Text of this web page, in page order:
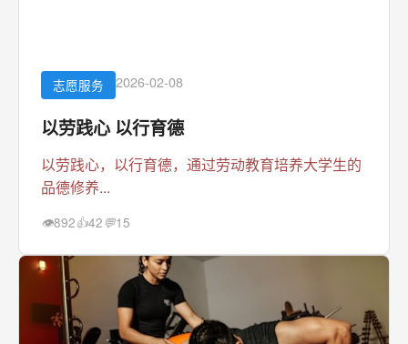
志愿服务 2026-02-08
以劳践心 以行育德
以劳践心，以行育德，通过劳动教育培养大学生的
品德修养...
👁892👍42 💬15